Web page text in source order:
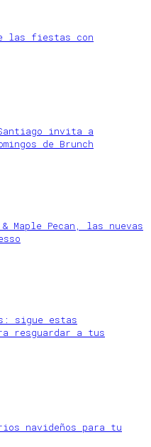
las fiestas con
invita a
de Brunch
& Maple Pecan, las nuevas
sigue estas
resguardar a tus
navideños para tu